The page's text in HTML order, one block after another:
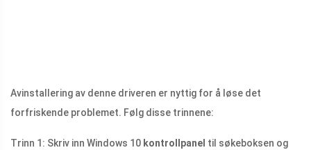
Avinstallering av denne driveren er nyttig for å løse det
forfriskende problemet. Følg disse trinnene:
Trinn 1: Skriv inn Windows 10 kontrollpanel til søkeboksen og